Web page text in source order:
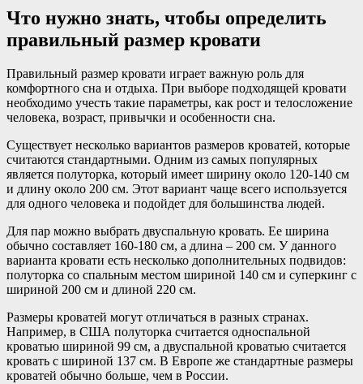
Что нужно знать, чтобы определить
правильный размер кровати
Правильный размер кровати играет важную роль для
комфортного сна и отдыха. При выборе подходящей кровати
необходимо учесть такие параметры, как рост и телосложение
человека, возраст, привычки и особенности сна.
Существует несколько вариантов размеров кроватей, которые
считаются стандартными. Одним из самых популярных
является полуторка, который имеет ширину около 120-140 см
и длину около 200 см. Этот вариант чаще всего используется
для одного человека и подойдет для большинства людей.
Для пар можно выбрать двуспальную кровать. Ее ширина
обычно составляет 160-180 см, а длина – 200 см. У данного
варианта кровати есть несколько дополнительных подвидов:
полуторка со спальным местом шириной 140 см и суперкинг с
шириной 200 см и длиной 220 см.
Размеры кроватей могут отличаться в разных странах.
Например, в США полуторка считается односпальной
кроватью шириной 99 см, а двуспальной кроватью считается
кровать с шириной 137 см. В Европе же стандартные размеры
кроватей обычно больше, чем в России.